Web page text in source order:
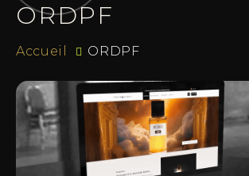
ORDPF
Accueil ORDPF